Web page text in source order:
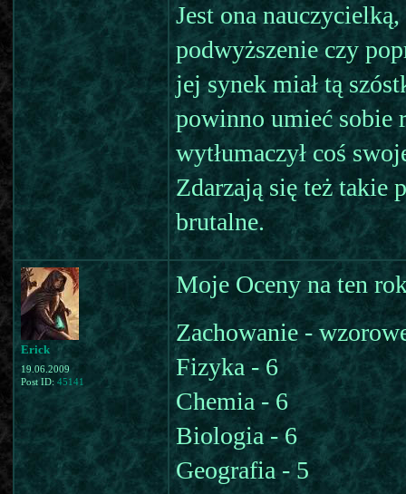
Jest ona
podwyższenie czy
jej synek miał tą
powinno umieć sobie
wytłumaczył coś
Zdarzają się też takie
brutalne.
Erick
19.06.2009
Post ID: 45141
Moje Oceny na ten
Zachowanie -
Fizyka - 6
Chemia - 6
Biologia - 6
Geografia - 5